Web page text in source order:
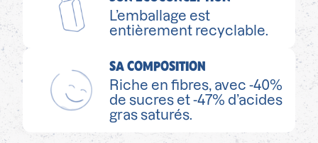
L’emballage est
entièrement recyclable.
SA COMPOSITION
Riche en fibres, avec -40%
de sucres et -47% d’acides
gras saturés.